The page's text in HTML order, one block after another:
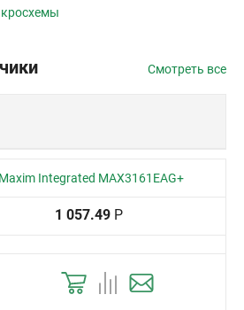
Смотреть все
Integrated MAX3161EAG+
1 057.49 Р